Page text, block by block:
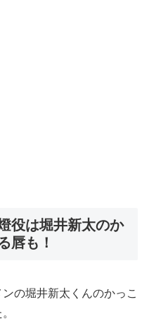
役は堀井新太のか
唇も！
の堀井新太くんのかっこ